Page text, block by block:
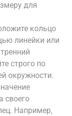
для
кольцо
линейки или
строго по
окружности.
своего
Например‚